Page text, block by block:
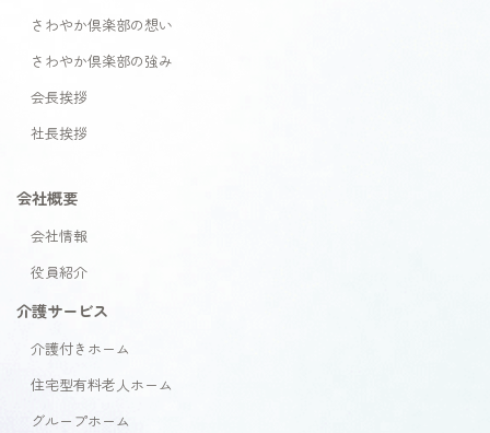
さわやか倶楽部の想い
さわやか倶楽部の強み
会長挨拶
社長挨拶
会社概要
会社情報
役員紹介
介護サービス
介護付きホーム
住宅型有料老人ホーム
グループホーム